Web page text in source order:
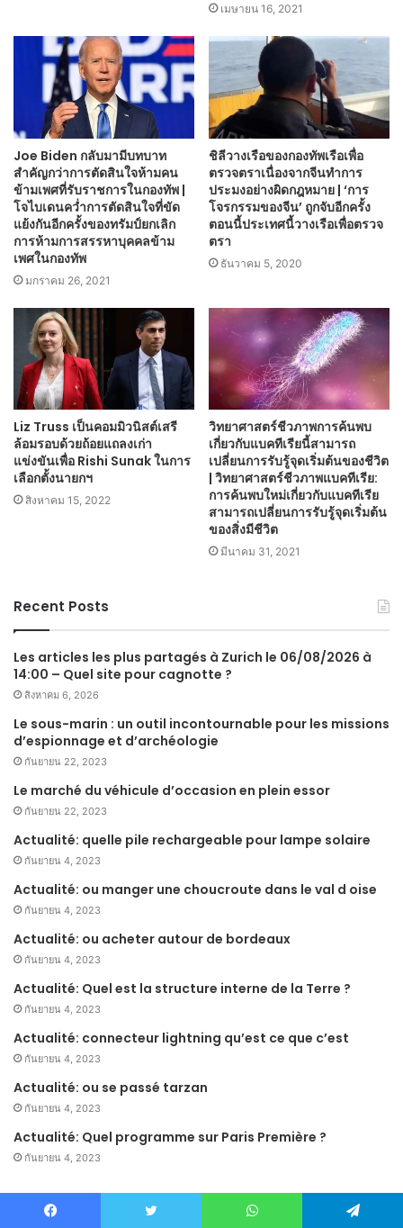
เมษายน 16, 2021
Joe Biden กลับมามีบทบาท
สำคัญกว่าการตัดสินใจห้ามคน
ข้ามเพศที่รับราชการในกองทัพ |
โจไบเดนคว่ำการตัดสินใจที่ขัด
แย้งกันอีกครั้งของทรัมป์ยกเลิก
การห้ามการสรรหาบุคคลข้าม
เพศในกองทัพ
มกราคม 26, 2021
ชิลีวางเรือของกองทัพเรือเพื่อ
ตรวจตราเนื่องจากจีนทำการ
ประมงอย่างผิดกฎหมาย | ‘การ
โจรกรรมของจีน’ ถูกจับอีกครั้ง
ตอนนี้ประเทศนี้วางเรือเพื่อตรวจ
ตรา
ธันวาคม 5, 2020
Liz Truss เป็นคอมมิวนิสต์เสรี
ล้อมรอบด้วยถ้อยแถลงเก่า
แข่งขันเพื่อ Rishi Sunak ในการ
เลือกตั้งนายกฯ
สิงหาคม 15, 2022
วิทยาศาสตร์ชีวภาพการค้นพบ
เกี่ยวกับแบคทีเรียนี้สามารถ
เปลี่ยนการรับรู้จุดเริ่มต้นของชีวิต
| วิทยาศาสตร์ชีวภาพแบคทีเรีย:
การค้นพบใหม่เกี่ยวกับแบคทีเรีย
สามารถเปลี่ยนการรับรู้จุดเริ่มต้น
ของสิ่งมีชีวิต
มีนาคม 31, 2021
Recent Posts
Les articles les plus partagés à Zurich le 06/08/2026 à
14:00 – Quel site pour cagnotte ?
สิงหาคม 6, 2026
Le sous-marin : un outil incontournable pour les missions
d’espionnage et d’archéologie
กันยายน 22, 2023
Le marché du véhicule d’occasion en plein essor
กันยายน 22, 2023
Actualité: quelle pile rechargeable pour lampe solaire
กันยายน 4, 2023
Actualité: ou manger une choucroute dans le val d oise
กันยายน 4, 2023
Actualité: ou acheter autour de bordeaux
กันยายน 4, 2023
Actualité: Quel est la structure interne de la Terre ?
กันยายน 4, 2023
Actualité: connecteur lightning qu’est ce que c’est
กันยายน 4, 2023
Actualité: ou se passé tarzan
กันยายน 4, 2023
Actualité: Quel programme sur Paris Première ?
กันยายน 4, 2023